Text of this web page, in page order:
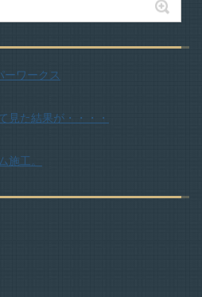
ーワークス
見た結果が・・・・
施工。